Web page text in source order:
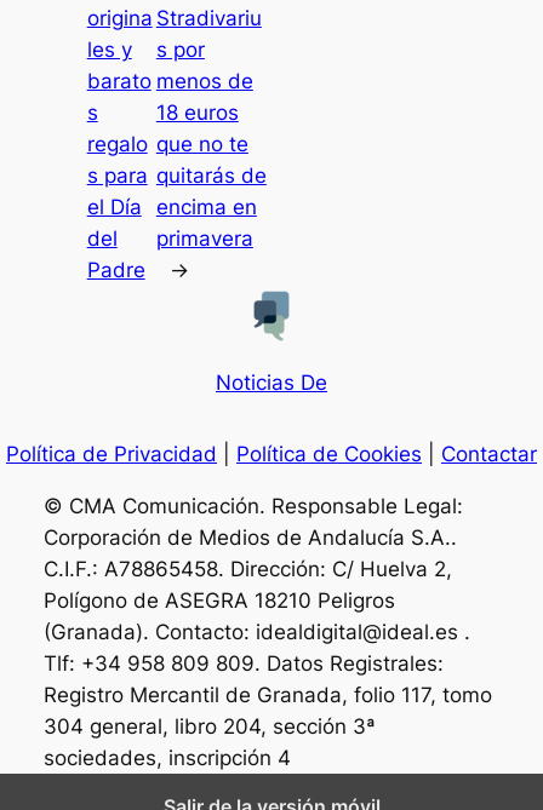
origina
les y
barato
s
regalo
s para
el Día
del
Padre
Stradivariu
s por
menos de
18 euros
que no te
quitarás de
encima en
primavera
→
Noticias De
Política de Privacidad Política de Cookies Contactar
© CMA Comunicación. Responsable Legal:
Corporación de Medios de Andalucía S.A..
C.I.F.: A78865458. Dirección: C/ Huelva 2,
Polígono de ASEGRA 18210 Peligros
(Granada). Contacto: idealdigital@ideal.es .
Tlf: +34 958 809 809. Datos Registrales:
Registro Mercantil de Granada, folio 117, tomo
304 general, libro 204, sección 3ª
sociedades, inscripción 4